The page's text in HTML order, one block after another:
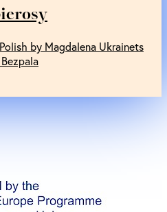
by Magdalena Ukrainets